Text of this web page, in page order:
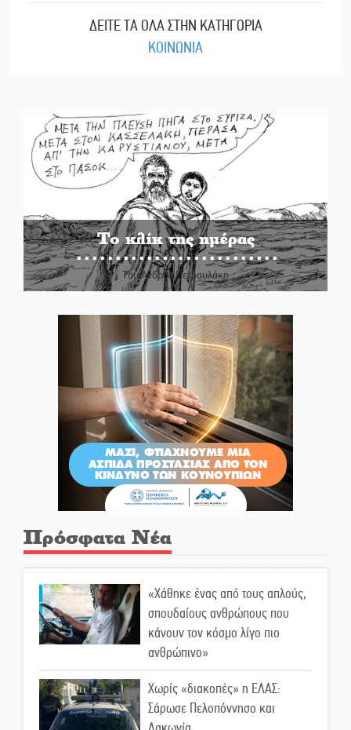
ΔΕΙΤΕ ΤΑ ΟΛΑ ΣΤΗΝ ΚΑΤΗΓΟΡΙΑ
ΚΟΙΝΩΝΙΑ
Το κλίκ της ημέρας
Του Ανδρέα Πετρουλάκη
Πρόσφατα Νέα
«Χάθηκε ένας από τους απλούς,
σπουδαίους ανθρώπους που
κάνουν τον κόσμο λίγο πιο
ανθρώπινο»
Χωρίς «διακοπές» η ΕΛΑΣ:
Σάρωσε Πελοπόννησο και